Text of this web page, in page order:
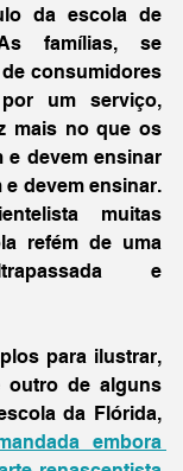
da escola de
famílias, se
consumidores
um serviço,
mais no que os
e devem ensinar
devem ensinar.
muitas
refém de uma
e
para ilustrar,
outro de alguns
da Flórida,
embora